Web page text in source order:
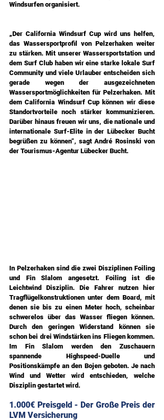
Windsurfen organisiert.
„Der California Windsurf Cup wird uns helfen,
das Wassersportprofil von Pelzerhaken weiter
zu stärken. Mit unserer Wassersportstation und
dem Surf Club haben wir eine starke lokale Surf
Community und viele Urlauber entscheiden sich
gerade wegen der ausgezeichneten
Wassersportmöglichkeiten für Pelzerhaken. Mit
dem California Windsurf Cup können wir diese
Standortvorteile noch stärker kommunizieren.
Darüber hinaus freuen wir uns, die nationale und
internationale Surf-Elite in der Lübecker Bucht
begrüßen zu können“, sagt André Rosinski von
der Tourismus-Agentur Lübecker Bucht.
In Pelzerhaken sind die zwei Disziplinen Foiling
und Fin Slalom angesetzt. Foiling ist die
Leichtwind Disziplin. Die Fahrer nutzen hier
Tragflügelkonstruktionen unter dem Board, mit
denen sie bis zu einen Meter hoch, scheinbar
schwerelos über das Wasser fliegen können.
Durch den geringen Widerstand können sie
schon bei drei Windstärken ins Fliegen kommen.
Im Fin Slalom werden den Zuschauern
spannende Highspeed-Duelle und
Positionskämpfe an den Bojen geboten. Je nach
Wind und Wetter wird entschieden, welche
Disziplin gestartet wird.
1.000€ Preisgeld - Der Große Preis der
LVM Versicherung